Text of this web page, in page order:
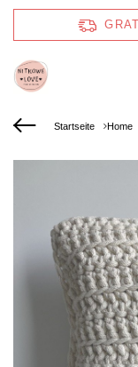
Startseite Home